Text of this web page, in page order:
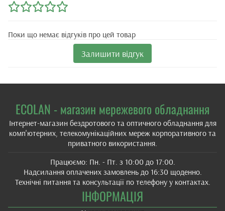
Поки що немає відгуків про цей товар
Залишити відгук
ECOLAN - магазин мережевого обладнання
Інтернет-магазин бездротового та оптичного обладнання для
комп'ютерних, телекомунікаційних мереж корпоративного та
приватного використання.
Працюємо: Пн. - Пт. з 10:00 до 17:00.
Надсилання оплачених замовлень до 16:30 щоденно.
Технічні питання та консультації по телефону у контактах.
ІНФОРМАЦІЯ